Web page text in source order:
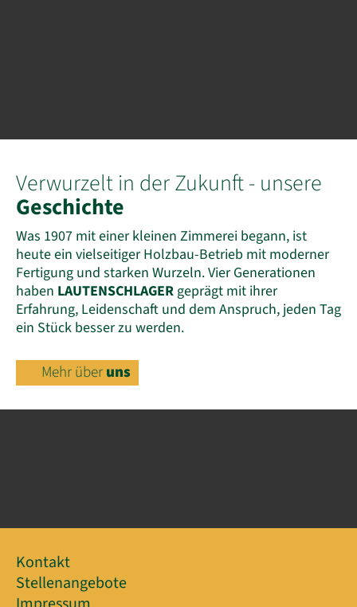
Verwurzelt in der Zukunft - unsere
Geschichte
Was 1907 mit einer kleinen Zimmerei begann, ist
heute ein vielseitiger Holzbau-Betrieb mit moderner
Fertigung und starken Wurzeln. Vier Generationen
haben LAUTENSCHLAGER geprägt mit ihrer
Erfahrung, Leidenschaft und dem Anspruch, jeden Tag
ein Stück besser zu werden.
Mehr überuns
Kontakt
Stellenangebote